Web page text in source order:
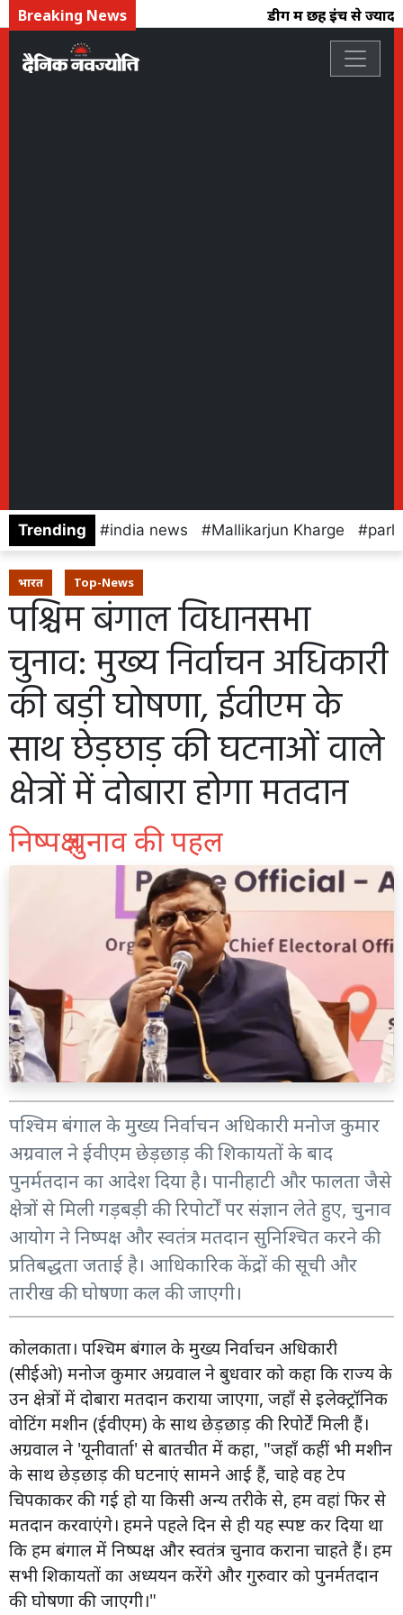
Breaking News डीग में छह इंच से
Trending india news Mallikarjun Kharge
भारत Top-News
पश्चिम बंगाल विधानसभा
चुनाव: मुख्य निर्वाचन अधिकारी
की बड़ी घोषणा, ईवीएम के
साथ छेड़छाड़ की घटनाओं वाले
क्षेत्रों में दोबारा होगा मतदान
निष्पक्ष चुनाव की पहल
पश्चिम बंगाल के मुख्य निर्वाचन अधिकारी मनोज कुमार
अग्रवाल ने ईवीएम छेड़छाड़ की शिकायतों के बाद
पुनर्मतदान का आदेश दिया है। पानीहाटी और फालता जैसे
क्षेत्रों से मिली गड़बड़ी की रिपोर्टों पर संज्ञान लेते हुए, चुनाव
आयोग ने निष्पक्ष और स्वतंत्र मतदान सुनिश्चित करने की
प्रतिबद्धता जताई है। आधिकारिक केंद्रों की सूची और
तारीख की घोषणा कल की जाएगी।
कोलकाता। पश्चिम बंगाल के मुख्य निर्वाचन अधिकारी
(सीईओ) मनोज कुमार अग्रवाल ने बुधवार को कहा कि राज्य के
उन क्षेत्रों में दोबारा मतदान कराया जाएगा, जहाँ से इलेक्ट्रॉनिक
वोटिंग मशीन (ईवीएम) के साथ छेड़छाड़ की रिपोर्टें मिली हैं।
अग्रवाल ने 'यूनीवार्ता' से बातचीत में कहा, "जहाँ कहीं भी मशीन
के साथ छेड़छाड़ की घटनाएं सामने आई हैं, चाहे वह टेप
चिपकाकर की गई हो या किसी अन्य तरीके से, हम वहां फिर से
मतदान करवाएंगे। हमने पहले दिन से ही यह स्पष्ट कर दिया था
कि हम बंगाल में निष्पक्ष और स्वतंत्र चुनाव कराना चाहते हैं। हम
सभी शिकायतों का अध्ययन करेंगे और गुरुवार को पुनर्मतदान
की घोषणा की जाएगी।"